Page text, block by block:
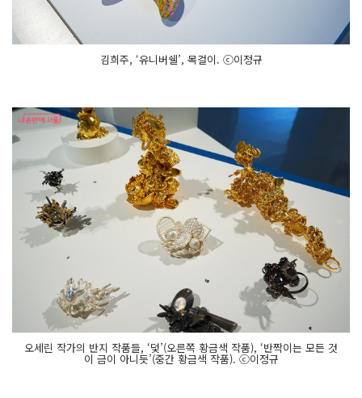
김희주, ‘유니버쉘’, 목걸이. ⓒ이정규
오세린 작가의 반지 작품들, ‘덫’(오른쪽 황금색 작품), ‘반짝이는 모든 것
이 금이 아니듯’(중간 황금색 작품). ⓒ이정규